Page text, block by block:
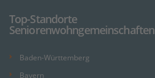
Top-Standorte
Seniorenwohngemeinschaften
Baden-Württemberg
Bayern